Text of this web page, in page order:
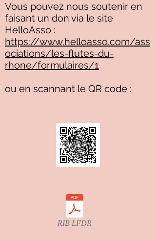
Vous pouvez nous soutenir en
faisant un don via le site
HelloAsso :
https://www.helloasso.com/ass
ociations/les-flutes-du-
rhone/formulaires/1
ou en scannant le QR code :
RIB LFDR